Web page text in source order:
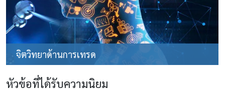
จิตวิทยาด้านการเทรด
หัวข้อที่ได้รับความนิยม